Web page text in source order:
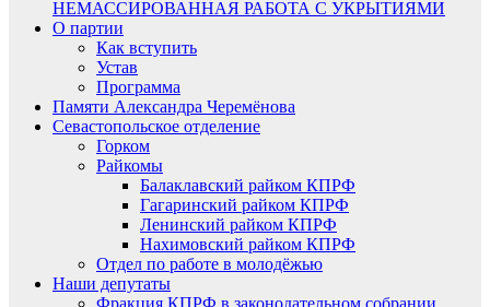
НЕМАССИРОВАННАЯ РАБОТА С УКРЫТИЯМИ
О партии
Как вступить
Устав
Программа
Памяти Александра Черемёнова
Севастопольское отделение
Горком
Райкомы
Балаклавский райком КПРФ
Гагаринский райком КПРФ
Ленинский райком КПРФ
Нахимовский райком КПРФ
Отдел по работе в молодёжью
Наши депутаты
Фракция КПРФ в законодательном собрании